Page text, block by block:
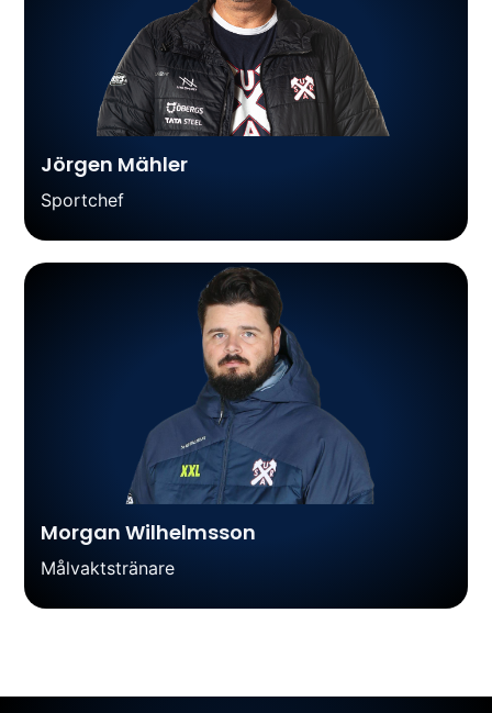
Jörgen Mähler
Sportchef
Morgan Wilhelmsson
Målvaktstränare